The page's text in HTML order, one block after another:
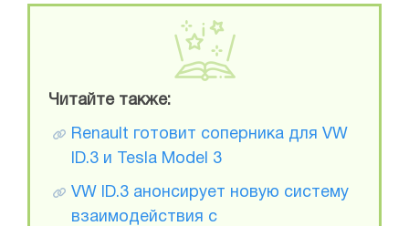
Читайте также:
Renault готовит соперника для VW
ID.3 и Tesla Model 3
VW ID.3 анонсирует новую систему
взаимодействия с